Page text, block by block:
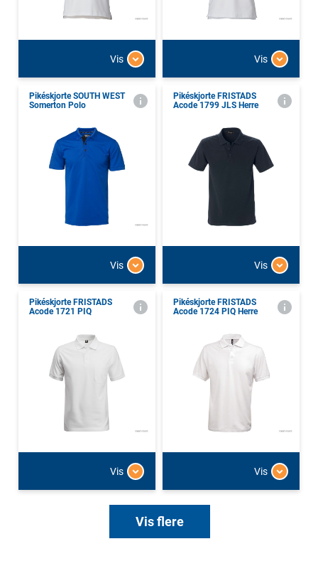
Vis Vis
Pikéskjorte SOUTH WEST
Somerton Polo
Vis
Pikéskjorte FRISTADS
Acode 1799 JLS Herre
Vis
Pikéskjorte FRISTADS
Acode 1721 PIQ
Vis
Pikéskjorte FRISTADS
Acode 1724 PIQ Herre
Vis
Vis flere